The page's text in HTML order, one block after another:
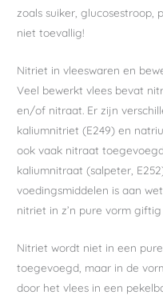
zoals suiker, glucosestroop,
niet toevallig!
Nitriet in vleeswaren en
Veel bewerkt vlees bevat
en/of nitraat. Er zijn
kaliumnitriet (E249) en
ook vaak nitraat
kaliumnitraat (salpeter,
voedingsmiddelen is aan
nitriet in z’n pure vorm giftig
Nitriet wordt niet in een
toegevoegd, maar in de
door het vlees in een